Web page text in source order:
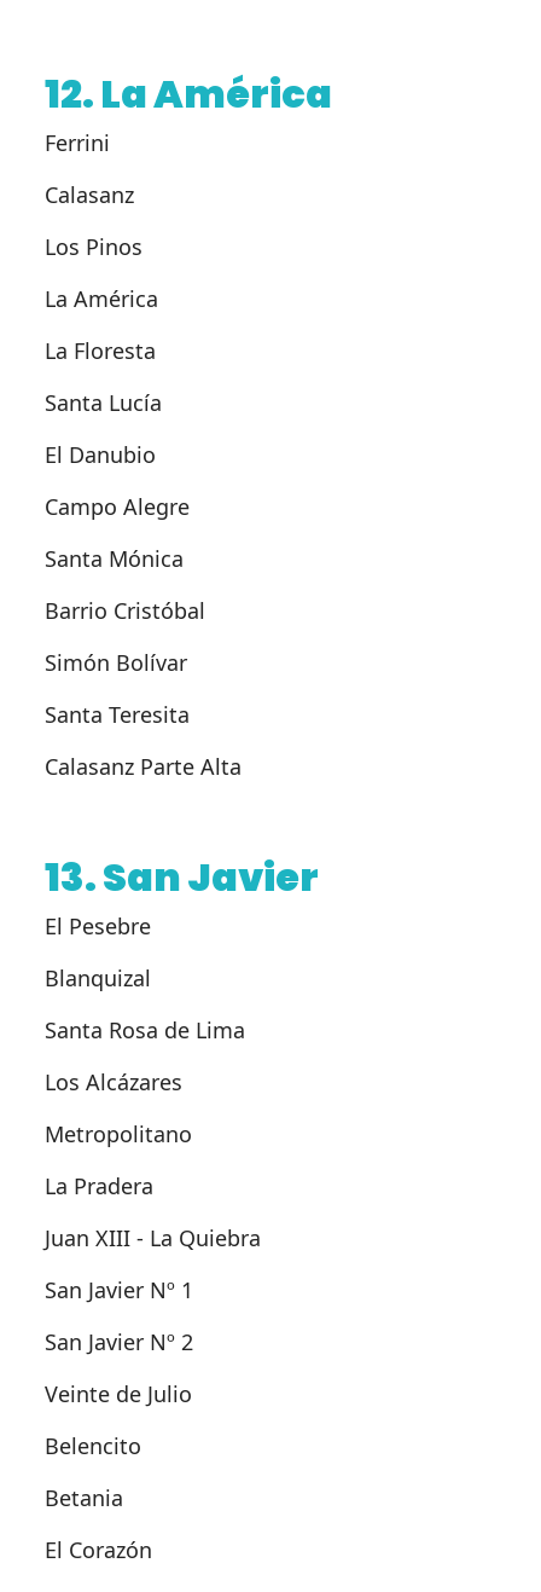
12. La América
Ferrini
Calasanz
Los Pinos
La América
La Floresta
Santa Lucía
El Danubio
Campo Alegre
Santa Mónica
Barrio Cristóbal
Simón Bolívar
Santa Teresita
Calasanz Parte Alta
13. San Javier
El Pesebre
Blanquizal
Santa Rosa de Lima
Los Alcázares
Metropolitano
La Pradera
Juan XIII - La Quiebra
San Javier Nº 1
San Javier Nº 2
Veinte de Julio
Belencito
Betania
El Corazón